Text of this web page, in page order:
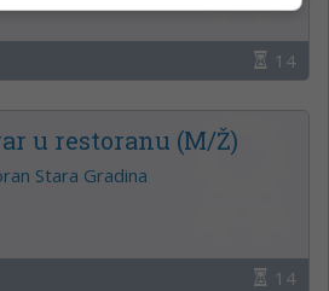
14
u restoranu (M/Ž)
Stara Gradina
14